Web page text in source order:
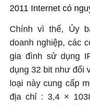
2011 Internet có
Chính vì thế, Ủy
doanh nghiệp, các
gia đình sử dụng
dụng 32 bit như đối
loại này cung cấp
địa chỉ : 3,4 ×